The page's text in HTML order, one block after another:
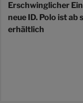
Erschwinglicher
neue ID. Polo ist
erhältlich